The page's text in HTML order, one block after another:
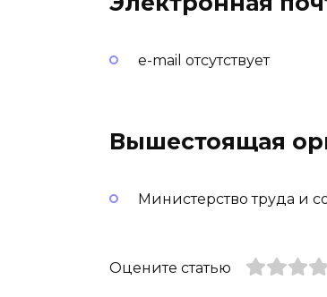
e-mail отсутствует
Вышестоящая
Министерство труда и
Оцените статью